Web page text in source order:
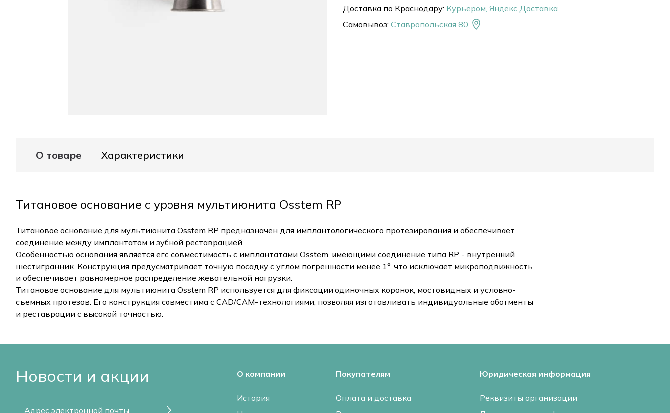
Доставка по Краснодару: Курьером, Яндекс Доставка
Самовывоз: Ставропольская 80
О товаре Характеристики
Титановое основание с уровня мультиюнита Osstem RP
Титановое основание для мультиюнита Osstem RP предназначен для имплантологического протезирования и обеспечивает
соединение между имплантатом и зубной реставрацией.
Особенностью основания является его совместимость с имплантатами Osstem, имеющими соединение типа RP - внутренний
шестигранник. Конструкция предусматривает точную посадку с углом погрешности менее 1°, что исключает микроподвижность
и обеспечивает равномерное распределение жевательной нагрузки.
Титановое основание для мультиюнита Osstem RP используется для фиксации одиночных коронок, мостовидных и условно-
съемных протезов. Его конструкция совместима с CAD/CAM-технологиями, позволяя изготавливать индивидуальные абатменты
и реставрации с высокой точностью.
Новости и акции О компании
История
Покупателям
Оплата и доставка
Юридическая информация
Реквизиты организации